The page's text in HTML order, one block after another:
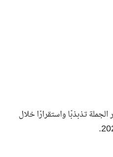
تذبذبًا واستقرارًا خلال